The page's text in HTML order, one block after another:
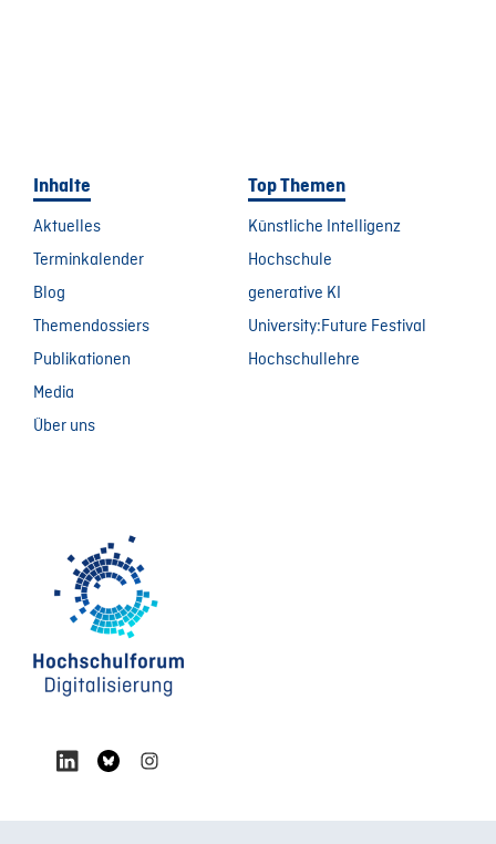
Inhalte
Aktuelles
Terminkalender
Blog
Themendossiers
Publikationen
Media
Über uns
Top Themen
Künstliche Intelligenz
Hochschule
generative KI
University:Future Festival
Hochschullehre